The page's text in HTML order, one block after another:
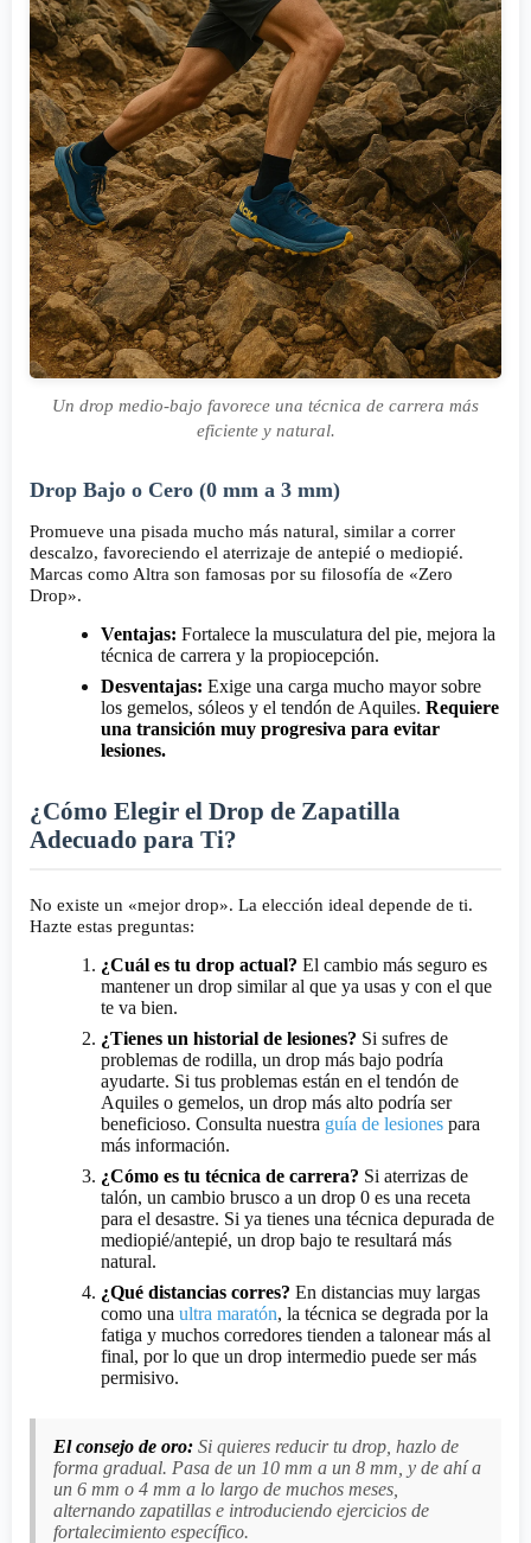
Un drop medio-bajo favorece una técnica de carrera más
eficiente y natural.
Drop Bajo o Cero (0 mm a 3 mm)
Promueve una pisada mucho más natural, similar a correr
descalzo, favoreciendo el aterrizaje de antepié o mediopié.
Marcas como Altra son famosas por su filosofía de «Zero
Drop».
Ventajas: Fortalece la musculatura del pie, mejora la
técnica de carrera y la propiocepción.
Desventajas: Exige una carga mucho mayor sobre
los gemelos, sóleos y el tendón de Aquiles. Requiere
una transición muy progresiva para evitar
lesiones.
¿Cómo Elegir el Drop de Zapatilla
Adecuado para Ti?
No existe un «mejor drop». La elección ideal depende de ti.
Hazte estas preguntas:
¿Cuál es tu drop actual? El cambio más seguro es
mantener un drop similar al que ya usas y con el que
te va bien.
¿Tienes un historial de lesiones? Si sufres de
problemas de rodilla, un drop más bajo podría
ayudarte. Si tus problemas están en el tendón de
Aquiles o gemelos, un drop más alto podría ser
beneficioso. Consulta nuestra guía de lesiones para
más información.
¿Cómo es tu técnica de carrera? Si aterrizas de
talón, un cambio brusco a un drop 0 es una receta
para el desastre. Si ya tienes una técnica depurada de
mediopié/antepié, un drop bajo te resultará más
natural.
¿Qué distancias corres? En distancias muy largas
como una ultra maratón, la técnica se degrada por la
fatiga y muchos corredores tienden a talonear más al
final, por lo que un drop intermedio puede ser más
permisivo.
El consejo de oro: Si quieres reducir tu drop, hazlo de
forma gradual. Pasa de un 10 mm a un 8 mm, y de ahí a
un 6 mm o 4 mm a lo largo de muchos meses,
alternando zapatillas e introduciendo ejercicios de
fortalecimiento específico.